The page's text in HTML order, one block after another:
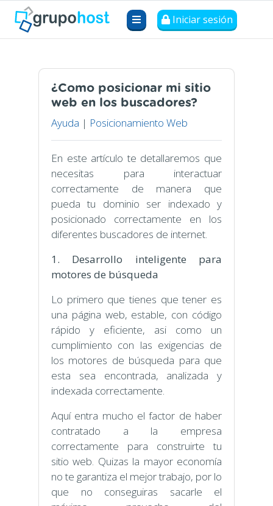
Iniciar sesión
¿Como posicionar mi sitio
web en los buscadores?
Ayuda | Posicionamiento Web
En este artículo te detallaremos que
necesitas para interactuar
correctamente de manera que
pueda tu dominio ser indexado y
posicionado correctamente en los
diferentes buscadores de internet.
1. Desarrollo inteligente para
motores de búsqueda
Lo primero que tienes que tener es
una página web, estable, con código
rápido y eficiente, asi como un
cumplimiento con las exigencias de
los motores de búsqueda para que
esta sea encontrada, analizada y
indexada correctamente.
Aquí entra mucho el factor de haber
contratado a la empresa
correctamente para construirte tu
sitio web. Quizas la mayor economía
no te garantiza el mejor trabajo, por lo
que no conseguiras sacarle el